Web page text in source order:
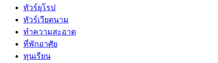
ทัวร์ยุโรป
ทัวร์เวียดนาม
ทำความสะอาด
ที่พักอาศัย
ทุนเรียน